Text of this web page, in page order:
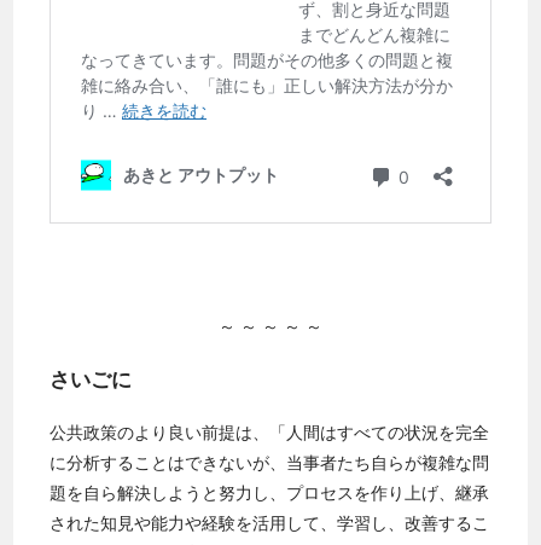
～ ～ ～ ～ ～
さいごに
公共政策のより良い前提は、「人間はすべての状況を完全
に分析することはできないが、当事者たち自らが複雑な問
題を自ら解決しようと努力し、プロセスを作り上げ、継承
された知見や能力や経験を活用して、学習し、改善するこ